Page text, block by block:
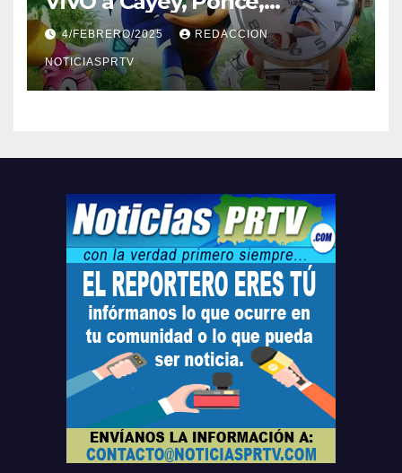
Barceloneta y Humacao,
Relojes gratis para el que
compre ahora….
4/FEBRERO/2025 REDACCION
NOTICIASPRTV